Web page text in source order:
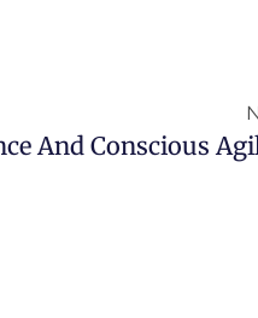
And Conscious